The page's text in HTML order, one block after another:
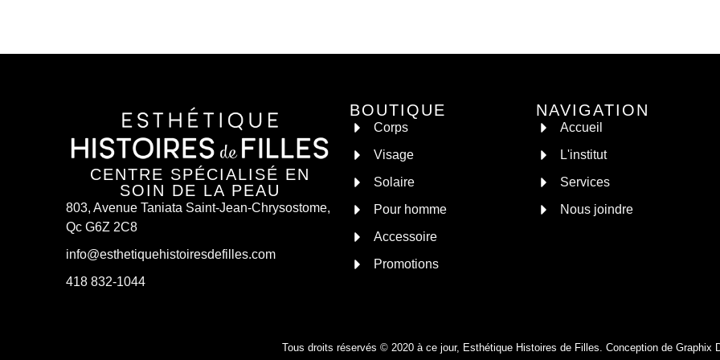
CENTRE SPÉCIALISÉ EN
SOIN DE LA PEAU
803, Avenue Taniata Saint-Jean-Chrysostome,
Qc G6Z 2C8
info@esthetiquehistoiresdefilles.com
418 832-1044
BOUTIQUE
Corps
Visage
Solaire
Pour homme
Accessoire
Promotions
NAVIGATION
Accueil
L'institut
Services
Nous joindre
Tous droits réservés © 2020 à ce jour, Esthétique Histoires de Filles. Conception de Graphix